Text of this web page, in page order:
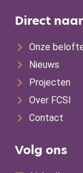
Direct naar
Onze
Nieuws
Projecten
Over FCSI
Contact
Volg ons